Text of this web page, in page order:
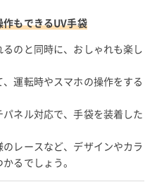
もできるUV手袋
のと同時に、おしゃれも楽し
運転時やスマホの操作をする
ネル対応で、手袋を装着した
レースなど、デザインやカラ
るでしょう。